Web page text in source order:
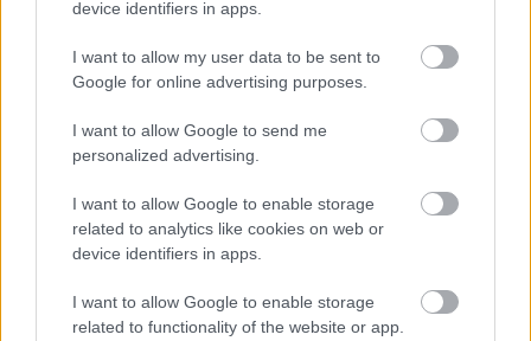
device identifiers in apps.
I want to allow my user data to be sent to
Google for online advertising purposes.
I want to allow Google to send me
personalized advertising.
I want to allow Google to enable storage
related to analytics like cookies on web or
device identifiers in apps.
I want to allow Google to enable storage
related to functionality of the website or app.